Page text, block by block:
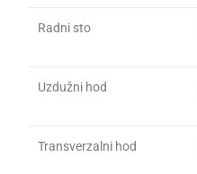
Radni sto
Uzdužni hod
Transverzalni hod